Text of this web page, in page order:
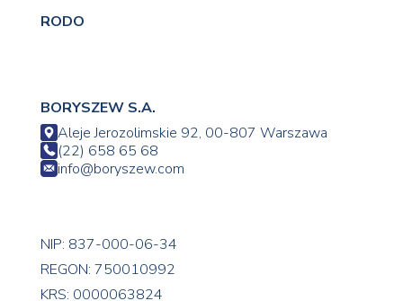
RODO
BORYSZEW S.A.
Aleje Jerozolimskie 92, 00-807 Warszawa
(22) 658 65 68
info@boryszew.com
NIP: 837-000-06-34
REGON: 750010992
KRS: 0000063824